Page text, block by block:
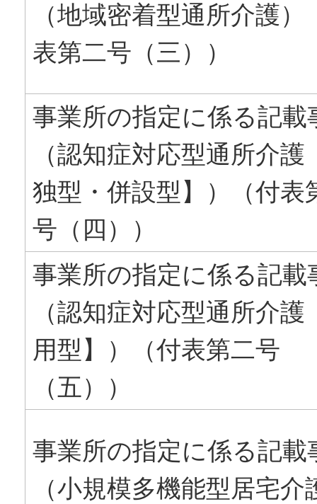
（地域密着型通所介護）
表第二号（三））
事業所の指定に係る記載
（認知症対応型通所介護
独型・併設型】）（付表
号（四））
事業所の指定に係る記載
（認知症対応型通所介護
用型】）（付表第二号
（五））
事業所の指定に係る記載
（小規模多機能型居宅介